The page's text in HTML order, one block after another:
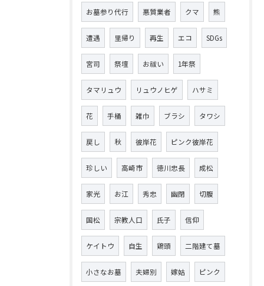
お墓参り代行 悪質業者 クマ 熊
遭遇 里帰り 再生 エコ SDGs
宮司 祭壇 お祓い 1年祭
タマリュウ リュウノヒゲ ハサミ
花 手桶 雑巾 ブラシ タワシ
戻し 秋 彼岸花 ピンク彼岸花
珍しい 高崎市 徳川忠長 成松
家光 お江 秀忠 幽閉 切腹
国松 宗教人口 氏子 信仰
ケイトウ 自生 鶏頭 二階建て墓
小さなお墓 夫婦別 嫁姑 ピンク